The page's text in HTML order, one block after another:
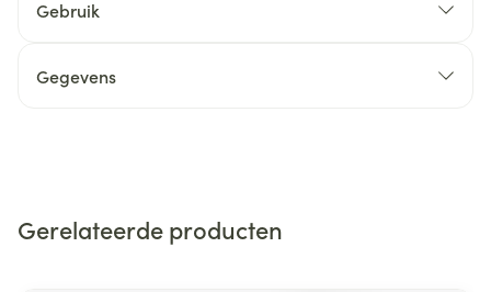
Gebruik
Gegevens
Gerelateerde producten